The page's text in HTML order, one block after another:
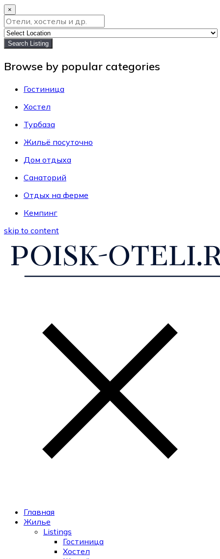
×
Search Listing
Browse by popular categories
Гостиница
Хостел
Турбаза
Жильё посуточно
Дом отдыха
Санаторий
Отдых на ферме
Кемпинг
skip to content
Главная
Жилье
Listings
Гостиница
Хостел